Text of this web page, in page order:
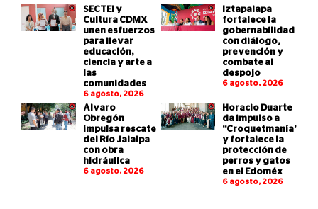
SECTEI y
Cultura CDMX
unen esfuerzos
para llevar
educación,
ciencia y arte a
las
comunidades
6 agosto, 2026
Iztapalapa
fortalece la
gobernabilidad
con diálogo,
prevención y
combate al
despojo
6 agosto, 2026
Álvaro
Obregón
impulsa rescate
del Río Jalalpa
con obra
hidráulica
6 agosto, 2026
Horacio Duarte
da impulso a
“Croquetmanía”
y fortalece la
protección de
perros y gatos
en el Edoméx
6 agosto, 2026